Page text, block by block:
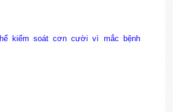
kiểm soát cơn cười vì mắc bệnh